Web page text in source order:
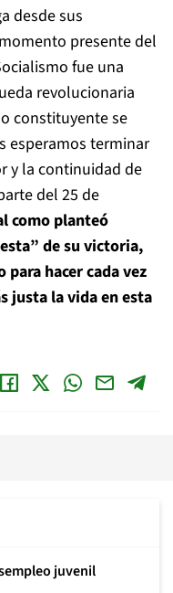
desde sus
presente del
fue una
revolucionaria
constituyente se
esperamos terminar
y la continuidad de
del 25 de
como planteó
de su victoria,
hacer cada vez
justa la vida en esta
juvenil